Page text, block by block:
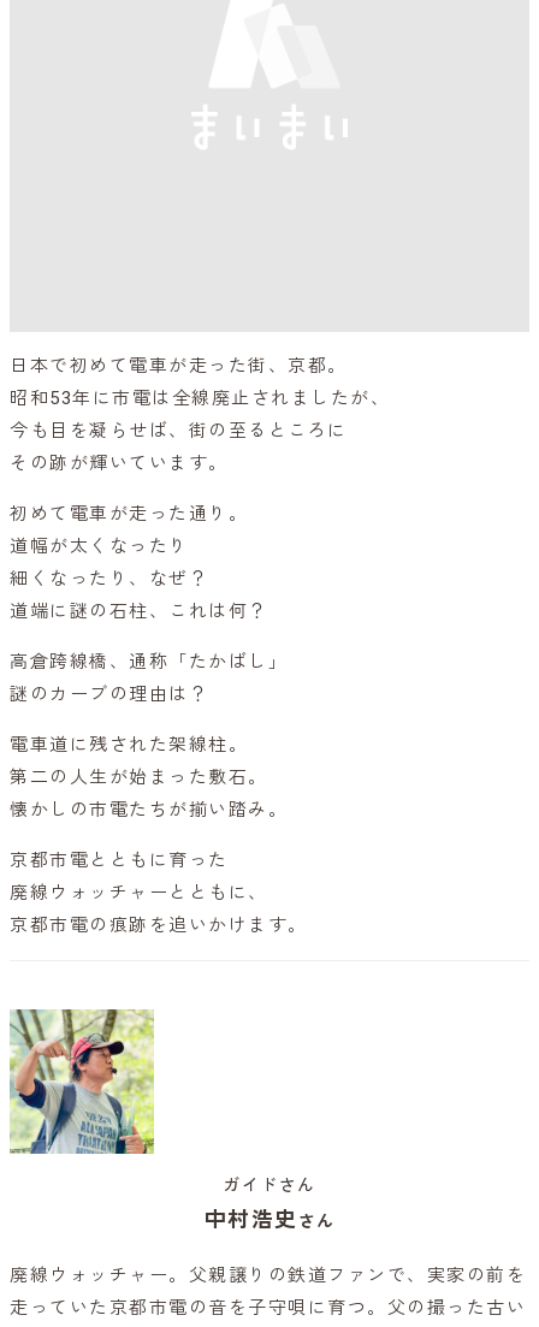
日本で初めて電車が走った街、京都。
昭和53年に市電は全線廃止されましたが、
今も目を凝らせば、街の至るところに
その跡が輝いています。
初めて電車が走った通り。
道幅が太くなったり
細くなったり、なぜ？
道端に謎の石柱、これは何？
高倉跨線橋、通称「たかばし」
謎のカーブの理由は？
電車道に残された架線柱。
第二の人生が始まった敷石。
懐かしの市電たちが揃い踏み。
京都市電とともに育った
廃線ウォッチャーとともに、
京都市電の痕跡を追いかけます。
ガイドさん
中村浩史 さん
廃線ウォッチャー。父親譲りの鉄道ファンで、実家の前を
走っていた京都市電の音を子守唄に育つ。父の撮った古い